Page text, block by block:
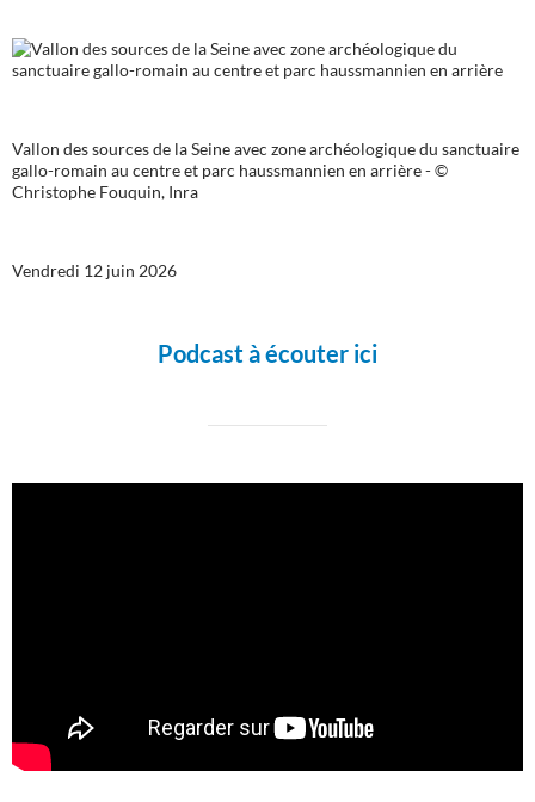
Vallon des sources de la Seine avec zone archéologique du sanctuaire
gallo-romain au centre et parc haussmannien en arrière - ©
Christophe Fouquin, Inra
Vendredi 12 juin 2026
Podcast à écouter ici